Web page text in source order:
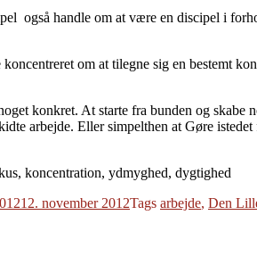
også handle om at være en discipel i
om at tilegne sig en bestemt
konkret. At starte fra bunden og
arbejde. Eller simpelthen at Gøre
koncentration, ydmyghed, dygtighed
12. november 2012Tags arbejde, Den